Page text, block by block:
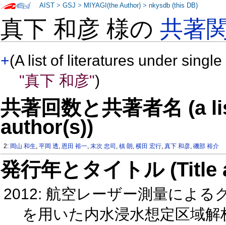
真下 和彦 様の共著
+(A list of literatures under
"真下 和彦")
共著回数と共著者名 (a
author(s))
2: 岡山 和生,平岡 透,恩田 裕一,末次 忠司 ,槙 朗,横田 宏行,真下 和彦,磯部 裕介
発行年とタイトル
2012: 航空レーザー測量による
を用いた内水浸水想定区域
AIST >GSJ > MIYAGI(the Author) >nkysdb (this DB)